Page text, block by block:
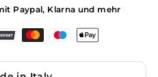
Paypal, Klarna und mehr